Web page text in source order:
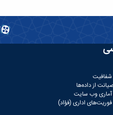
شفافیت
از داده‌ها
وب‌ سایت
فوریت‌های اداری (فؤاد)